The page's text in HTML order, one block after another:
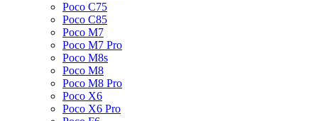
Poco C75
Poco C85
Poco M7
Poco M7 Pro
Poco M8s
Poco M8
Poco M8 Pro
Poco X6
Poco X6 Pro